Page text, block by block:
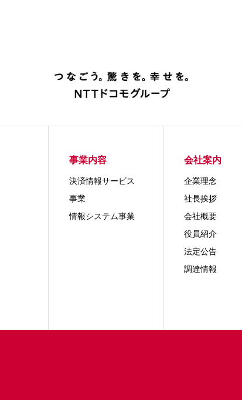
事業内容
決済情報サービス
事業
情報システム事業
会社案内
企業理念
社長挨拶
会社概要
役員紹介
法定公告
調達情報